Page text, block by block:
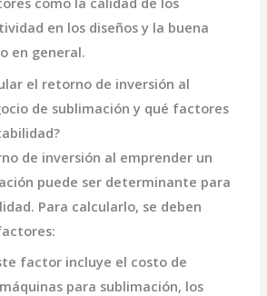
en los diseños y la buena
en general.
el retorno de inversión al
de sublimación y qué factores
de inversión al emprender un
puede ser determinante para
Para calcularlo, se deben
factor incluye el costo de
para sublimación, los